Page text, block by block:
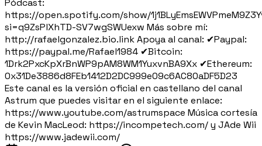
Pódcast:
https://open.spotify.com/show/
si=q9ZsPlXhTD-SV7wgSWUexw Más sobre mí:
http://rafaelgonzalez.bio.link Apoya al canal: ✔Paypal:
https://paypal.me/Rafael1984 ✔Bitcoin:
1Drk2PxcKpXrBnWP9pAM8WM1YuxvnBA9Xx ✔Ethereum:
0x31De3886d8FEb1412D2DC999e09c6AC80aDF5D23
Este canal es la versión oficial en castellano del canal
Astrum que puedes visitar en el siguiente enlace:
https://www.youtube.com/astrumspace Música cortesía
de Kevin MacLeod: https://incompetech.com/ y JAde Wii
https://www.jadewii.com/